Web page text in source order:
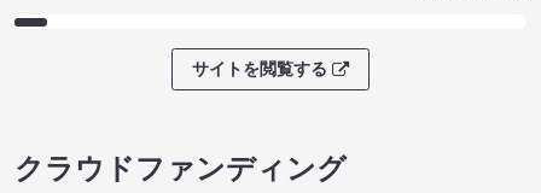
サイトを閲覧する
クラウドファンディング